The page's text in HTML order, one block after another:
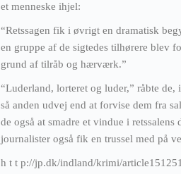
et menneske ihjel:
“Retssagen fik i øvrigt en dramatisk
en gruppe af de sigtedes tilhørere blev
grund af tilråb og hærværk.”
“Luderland, lorteret og luder,” råbte de,
så anden udvej end at forvise dem fra
de også at smadre et vindue i retssalens
journalister også fik en trussel med på
h t t p://jp.dk/indland/krimi/